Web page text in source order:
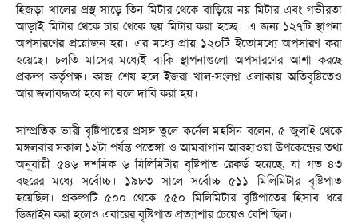
হিজড়া খালের প্রস্থ সাড়ে তিন মিটার থেকে বাড়িয়ে নয় মিটার এবং গভীরতা
আড়াই মিটার থেকে চার থেকে ছয় মিটার করা হচ্ছে। এ জন্য ১২৭টি স্থাপনা
অপসারণের প্রয়োজন হয়। এর মধ্যে প্রায় ১২০টি ইতোমধ্যে অপসারণ করা
হয়েছে। চলতি মাসের মধ্যেই বাকি স্থাপনাগুলো অপসারণের আশা করছে
প্রকল্প কর্তৃপক্ষ। কাজ শেষ হলে ইজরা খাল-সংলগ্ন এলাকায় অতিবৃষ্টিতেও
আর জলাবদ্ধতা হবে না বলে দাবি করা হয়।
সাম্প্রতিক ভারী বৃষ্টিপাতের প্রসঙ্গ তুলে কর্নেল মহসিন বলেন, ৫ জুলাই থেকে
মঙ্গলবার সকাল ১২টা পর্যন্ত পতেঙ্গা ও আমবাগান আবহাওয়া উপকেন্দ্রের তথ্য
অনুযায়ী ৫৪৬ দশমিক ৬ মিলিমিটার বৃষ্টিপাত রেকর্ড হয়েছে, যা গত ৪৩
বছরের মধ্যে সর্বোচ্চ। ১৯৮৩ সালে সর্বোচ্চ ৫১১ মিলিমিটার বৃষ্টিপাত
হয়েছিল। প্রকল্পটি ৫০০ থেকে ৫৫০ মিলিমিটার বৃষ্টিপাতের হিসাব ধরে
ডিজাইন করা হলেও এবারের বৃষ্টিপাত প্রত্যাশার চেয়েও বেশি ছিল।